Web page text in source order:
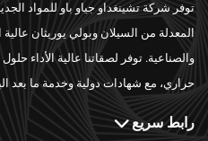
توفر شركة تشينغداو جياو باو للمواد
المعدلة من السيلان وبولي يوريثان
والصناعية. توفر لصقاتنا عالية الأداء
حراري، مع شهادات دولية وخدمة ما بعد
رابط سريع